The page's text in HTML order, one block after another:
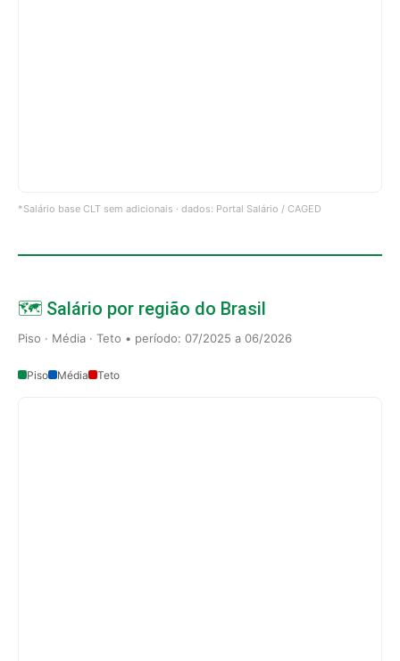
*Salário base CLT sem adicionais · dados: Portal Salário / CAGED
🗺️ Salário por região do Brasil
Piso · Média · Teto • período: 07/2025 a 06/2026
Piso Média Teto